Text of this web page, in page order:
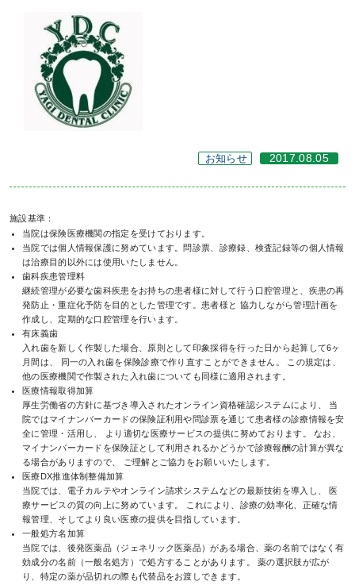
お知らせ 2017.08.05
施設基準：
当院は保険医療機関の指定を受けております。
当院では個人情報保護に努めています。問診票、診療録、検査記録等の個人情報
は治療目的以外には使用いたしません。
歯科疾患管理料
継続管理が必要な歯科疾患をお持ちの患者様に対して行う口腔管理と、疾患の再
発防止・重症化予防を目的とした管理です。患者様と 協力しながら管理計画を
作成し、定期的な口腔管理を行います。
有床義歯
入れ歯を新しく作製した場合、原則として印象採得を行った日から起算して6ヶ
月間は、 同一の入れ歯を保険診療で作り直すことができません。 この規定は、
他の医療機関で作製された入れ歯についても同様に適用されます。
医療情報取得加算
厚生労働省の方針に基づき導入されたオンライン資格確認システムにより、 当
院ではマイナンバーカードの保険証利用や問診票を通じて患者様の診療情報を安
全に管理・活用し、 より適切な医療サービスの提供に努めております。 なお、
マイナンバーカードを保険証として利用されるかどうかで診療報酬の計算が異な
る場合がありますので、 ご理解とご協力をお願いいたします。
医療DX推進体制整備加算
当院では、電子カルテやオンライン請求システムなどの最新技術を導入し、 医
療サービスの質の向上に努めています。 これにより、診療の効率化、正確な情
報管理、そしてより良い医療の提供を目指しています。
一般処方名加算
当院では、後発医薬品（ジェネリック医薬品）がある場合、薬の名前ではなく有
効成分の名前（一般名処方）で処方することがあります。 薬の選択肢が広が
り、特定の薬が品切れの際も代替品をお渡しできます。